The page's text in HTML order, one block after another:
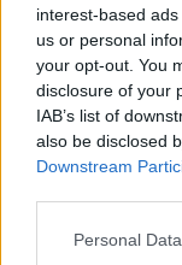
interest-based
us or personal
your opt-out. You
disclosure of your
IAB’s list of
also be disclosed
Downstream
Personal